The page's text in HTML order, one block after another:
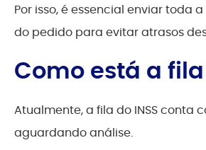
Por isso, é essencial enviar
do pedido para evitar atrasos
Como está a fila
Atualmente, a fila do INSS conta
aguardando análise.